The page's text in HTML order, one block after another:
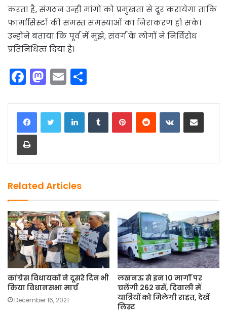
करता है, संगठन उन्ही मांगों को प्रमुखता से दूर करायेगा ताकि
फार्मासिस्टों की समस्त समस्याओं का निराकरण हो सके।
उन्होंने बताया कि पूर्व में मुझे, संवर्ग के लोगों ने निर्विरोध
प्रतिनिधित्व दिया है।
F
a
c
e
b
o
k
M
a
st
o
o
E
m
ai ar
LinkedInTumblrPinterestReddit VKontakteShare via Email
Print
Related Articles
कांग्रेस विधायकों ने दूसरे दिन भी
किया विधानसभा मार्च
December 16, 2021
लखनऊ से इन 10 मार्गों पर
चलेंगी 262 बसें, दिवाली में
यात्रियों को मिलेगी राहत, देखें
लिस्ट